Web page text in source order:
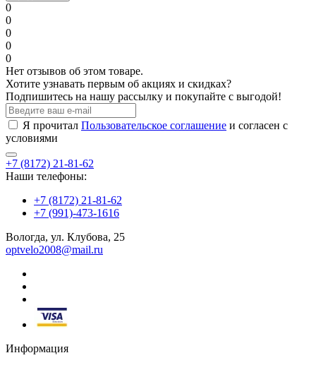
0
0
0
0
0
Нет отзывов об этом товаре.
Хотите узнавать первым об акциях и скидках?
Подпишитесь на нашу рассылку и покупайте с выгодой!
Я прочитал Пользовательское соглашение и согласен с
условиями
+7 (8172) 21-81-62
Наши телефоны:
+7 (8172) 21-81-62
+7 (991)-473-1616
Вологда, ул. Клубова, 25
optvelo2008@mail.ru
Информация